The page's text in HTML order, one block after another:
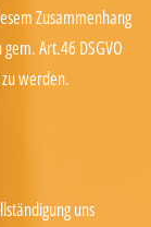
Zusammenhang
Art.46 DSGVO
werden.
uns